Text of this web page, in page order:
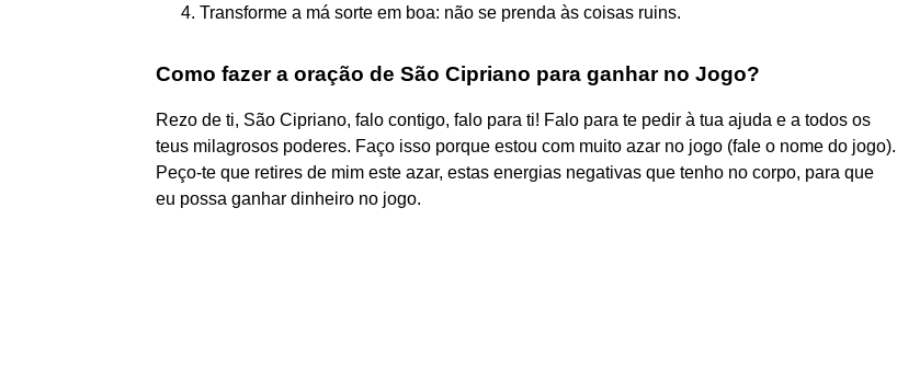
Transforme a má sorte em boa: não se prenda às coisas ruins.
Como fazer a oração de São Cipriano para ganhar no Jogo?
Rezo de ti, São Cipriano, falo contigo, falo para ti! Falo para te pedir à tua ajuda e a todos os
teus milagrosos poderes. Faço isso porque estou com muito azar no jogo (fale o nome do jogo).
Peço-te que retires de mim este azar, estas energias negativas que tenho no corpo, para que
eu possa ganhar dinheiro no jogo.